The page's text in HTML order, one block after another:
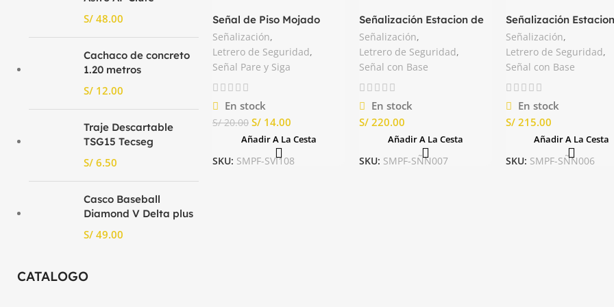
S/
Cachaco de concreto
1.20 metros
S/
Traje Descartable
TSG15 Tecseg
S/
Casco Baseball
Diamond V Delta plus
S/
CATALOGO
Señal de Piso Mojado
Astara
Señalización,
Letrero de Seguridad,
Señal Pare y Siga
En stock
S/20.00 S/ 14.00
Añadir A La Cesta
SKU: SMPF-SVI108
Señalización Estacion de
Emergencia Modelo 2
Señalización,
Letrero de Seguridad,
Señal con Base
En stock
S/
Añadir A La Cesta
SKU: SMPF-SÑN007
Señalización
Emergencia Nacional
Señalización,
Letrero de Seguridad,
Señal con Base
En stock
S/
Añadir A La Cesta
SKU: SMPF-SÑN006